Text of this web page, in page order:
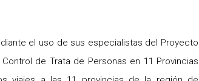
el uso de sus especialistas del Proyecto
de Trata de Personas en 11 Provincias